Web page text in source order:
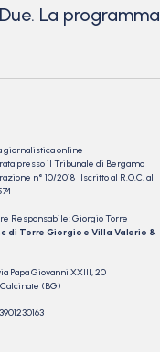
La
giornalistica online
presso il Tribunale di Bergamo
n° 10/2018 Iscritto al R.O.C. al
Responsabile: Giorgio Torre
di Torre Giorgio e Villa Valerio &
Papa Giovanni XXIII, 20
(BG)